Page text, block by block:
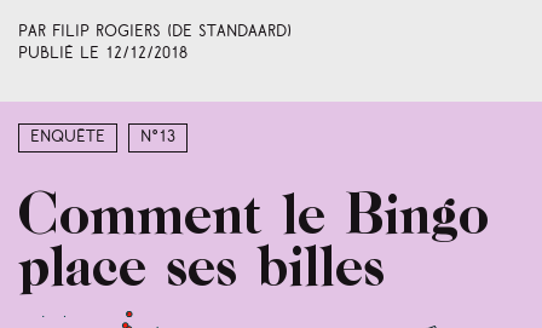
Par Filip Rogiers (De Standaard)
Publié le 12/12/2018
Enquête N°13
Comment le Bingo
place ses billes